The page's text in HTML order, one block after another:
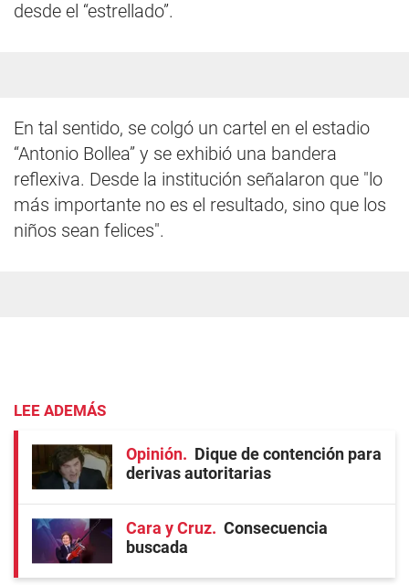
desde el “estrellado”.
En tal sentido, se colgó un cartel en el estadio
“Antonio Bollea” y se exhibió una bandera
reflexiva. Desde la institución señalaron que "lo
más importante no es el resultado, sino que los
niños sean felices".
LEE ADEMÁS
Opinión
Dique de contención para
derivas autoritarias
Cara y Cruz
Consecuencia
buscada